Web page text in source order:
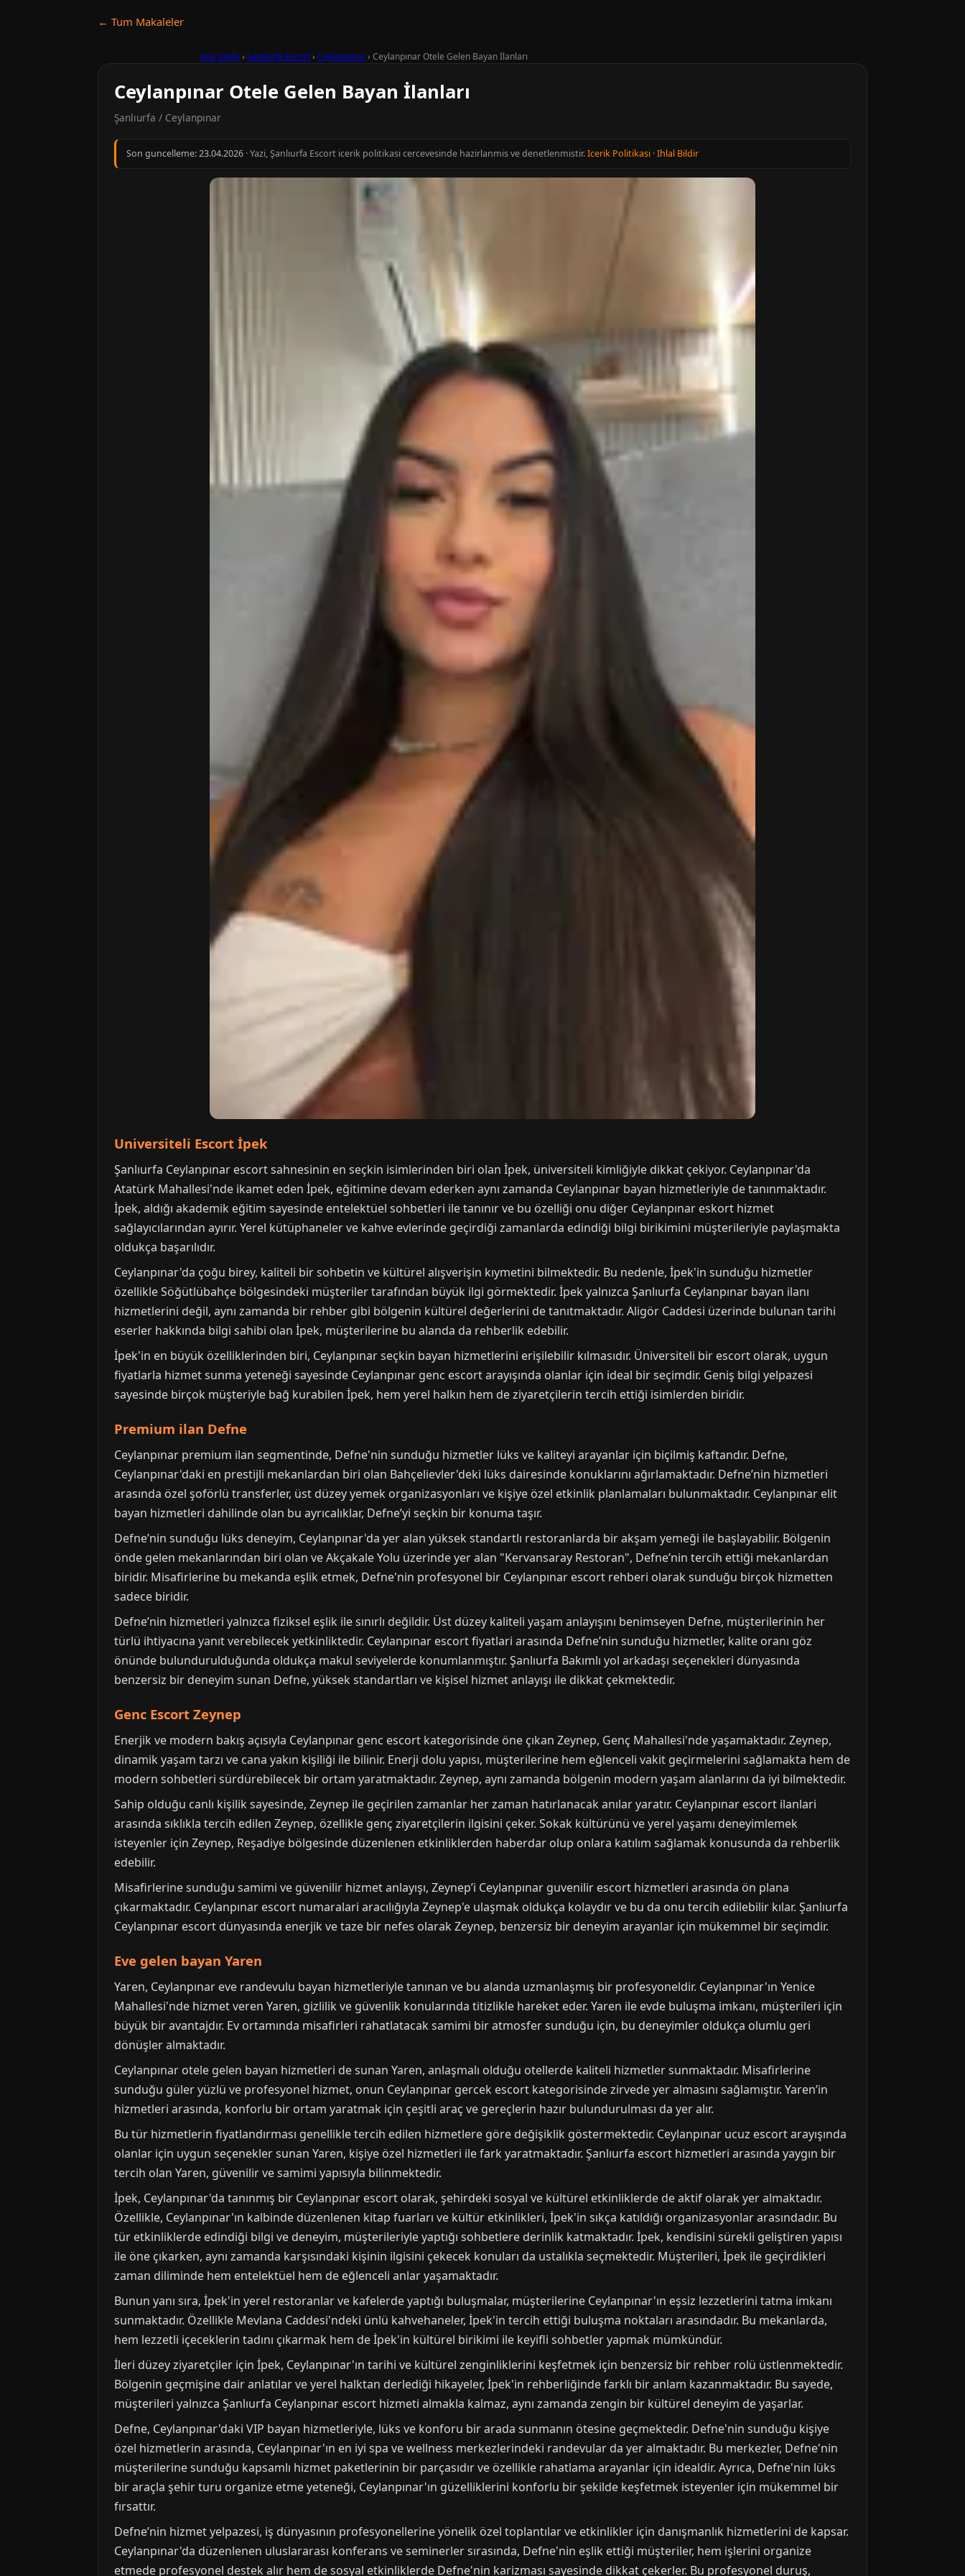
← Tum Makaleler
Ana Sayfa › Şanlıurfa Escort› Ceylanpınar› Ceylanpınar Otele Gelen Bayan İlanları
Ceylanpınar Otele Gelen Bayan İlanları
Şanlıurfa / Ceylanpınar
Son guncelleme:23.04.2026 · Yazi, Şanlıurfa Escort icerik politikasi cercevesinde hazirlanmis ve denetlenmistir.Icerik Politikasi ·Ihlal Bildir
Universiteli Escort İpek
Şanlıurfa Ceylanpınar escort sahnesinin en seçkin isimlerinden biri olan İpek, üniversiteli kimliğiyle dikkat çekiyor. Ceylanpınar'da
Atatürk Mahallesi'nde ikamet eden İpek, eğitimine devam ederken aynı zamanda Ceylanpınar bayan hizmetleriyle de tanınmaktadır.
İpek, aldığı akademik eğitim sayesinde entelektüel sohbetleri ile tanınır ve bu özelliği onu diğer Ceylanpınar eskort hizmet
sağlayıcılarından ayırır. Yerel kütüphaneler ve kahve evlerinde geçirdiği zamanlarda edindiği bilgi birikimini müşterileriyle paylaşmakta
oldukça başarılıdır.
Ceylanpınar'da çoğu birey, kaliteli bir sohbetin ve kültürel alışverişin kıymetini bilmektedir. Bu nedenle, İpek'in sunduğu hizmetler
özellikle Söğütlübahçe bölgesindeki müşteriler tarafından büyük ilgi görmektedir. İpek yalnızca Şanlıurfa Ceylanpınar bayan ilanı
hizmetlerini değil, aynı zamanda bir rehber gibi bölgenin kültürel değerlerini de tanıtmaktadır. Aligör Caddesi üzerinde bulunan tarihi
eserler hakkında bilgi sahibi olan İpek, müşterilerine bu alanda da rehberlik edebilir.
İpek'in en büyük özelliklerinden biri, Ceylanpınar seçkin bayan hizmetlerini erişilebilir kılmasıdır. Üniversiteli bir escort olarak, uygun
fiyatlarla hizmet sunma yeteneği sayesinde Ceylanpınar genc escort arayışında olanlar için ideal bir seçimdir. Geniş bilgi yelpazesi
sayesinde birçok müşteriyle bağ kurabilen İpek, hem yerel halkın hem de ziyaretçilerin tercih ettiği isimlerden biridir.
Premium ilan Defne
Ceylanpınar premium ilan segmentinde, Defne'nin sunduğu hizmetler lüks ve kaliteyi arayanlar için biçilmiş kaftandır. Defne,
Ceylanpınar'daki en prestijli mekanlardan biri olan Bahçelievler'deki lüks dairesinde konuklarını ağırlamaktadır. Defne’nin hizmetleri
arasında özel şoförlü transferler, üst düzey yemek organizasyonları ve kişiye özel etkinlik planlamaları bulunmaktadır. Ceylanpınar elit
bayan hizmetleri dahilinde olan bu ayrıcalıklar, Defne’yi seçkin bir konuma taşır.
Defne’nin sunduğu lüks deneyim, Ceylanpınar'da yer alan yüksek standartlı restoranlarda bir akşam yemeği ile başlayabilir. Bölgenin
önde gelen mekanlarından biri olan ve Akçakale Yolu üzerinde yer alan "Kervansaray Restoran", Defne’nin tercih ettiği mekanlardan
biridir. Misafirlerine bu mekanda eşlik etmek, Defne'nin profesyonel bir Ceylanpınar escort rehberi olarak sunduğu birçok hizmetten
sadece biridir.
Defne’nin hizmetleri yalnızca fiziksel eşlik ile sınırlı değildir. Üst düzey kaliteli yaşam anlayışını benimseyen Defne, müşterilerinin her
türlü ihtiyacına yanıt verebilecek yetkinliktedir. Ceylanpınar escort fiyatlari arasında Defne’nin sunduğu hizmetler, kalite oranı göz
önünde bulundurulduğunda oldukça makul seviyelerde konumlanmıştır. Şanlıurfa Bakımlı yol arkadaşı seçenekleri dünyasında
benzersiz bir deneyim sunan Defne, yüksek standartları ve kişisel hizmet anlayışı ile dikkat çekmektedir.
Genc Escort Zeynep
Enerjik ve modern bakış açısıyla Ceylanpınar genc escort kategorisinde öne çıkan Zeynep, Genç Mahallesi'nde yaşamaktadır. Zeynep,
dinamik yaşam tarzı ve cana yakın kişiliği ile bilinir. Enerji dolu yapısı, müşterilerine hem eğlenceli vakit geçirmelerini sağlamakta hem de
modern sohbetleri sürdürebilecek bir ortam yaratmaktadır. Zeynep, aynı zamanda bölgenin modern yaşam alanlarını da iyi bilmektedir.
Sahip olduğu canlı kişilik sayesinde, Zeynep ile geçirilen zamanlar her zaman hatırlanacak anılar yaratır. Ceylanpınar escort ilanlari
arasında sıklıkla tercih edilen Zeynep, özellikle genç ziyaretçilerin ilgisini çeker. Sokak kültürünü ve yerel yaşamı deneyimlemek
isteyenler için Zeynep, Reşadiye bölgesinde düzenlenen etkinliklerden haberdar olup onlara katılım sağlamak konusunda da rehberlik
edebilir.
Misafirlerine sunduğu samimi ve güvenilir hizmet anlayışı, Zeynep’i Ceylanpınar guvenilir escort hizmetleri arasında ön plana
çıkarmaktadır. Ceylanpınar escort numaralari aracılığıyla Zeynep'e ulaşmak oldukça kolaydır ve bu da onu tercih edilebilir kılar. Şanlıurfa
Ceylanpınar escort dünyasında enerjik ve taze bir nefes olarak Zeynep, benzersiz bir deneyim arayanlar için mükemmel bir seçimdir.
Eve gelen bayan Yaren
Yaren, Ceylanpınar eve randevulu bayan hizmetleriyle tanınan ve bu alanda uzmanlaşmış bir profesyoneldir. Ceylanpınar'ın Yenice
Mahallesi'nde hizmet veren Yaren, gizlilik ve güvenlik konularında titizlikle hareket eder. Yaren ile evde buluşma imkanı, müşterileri için
büyük bir avantajdır. Ev ortamında misafirleri rahatlatacak samimi bir atmosfer sunduğu için, bu deneyimler oldukça olumlu geri
dönüşler almaktadır.
Ceylanpınar otele gelen bayan hizmetleri de sunan Yaren, anlaşmalı olduğu otellerde kaliteli hizmetler sunmaktadır. Misafirlerine
sunduğu güler yüzlü ve profesyonel hizmet, onun Ceylanpınar gercek escort kategorisinde zirvede yer almasını sağlamıştır. Yaren’in
hizmetleri arasında, konforlu bir ortam yaratmak için çeşitli araç ve gereçlerin hazır bulundurulması da yer alır.
Bu tür hizmetlerin fiyatlandırması genellikle tercih edilen hizmetlere göre değişiklik göstermektedir. Ceylanpınar ucuz escort arayışında
olanlar için uygun seçenekler sunan Yaren, kişiye özel hizmetleri ile fark yaratmaktadır. Şanlıurfa escort hizmetleri arasında yaygın bir
tercih olan Yaren, güvenilir ve samimi yapısıyla bilinmektedir.
İpek, Ceylanpınar'da tanınmış bir Ceylanpınar escort olarak, şehirdeki sosyal ve kültürel etkinliklerde de aktif olarak yer almaktadır.
Özellikle, Ceylanpınar'ın kalbinde düzenlenen kitap fuarları ve kültür etkinlikleri, İpek'in sıkça katıldığı organizasyonlar arasındadır. Bu
tür etkinliklerde edindiği bilgi ve deneyim, müşterileriyle yaptığı sohbetlere derinlik katmaktadır. İpek, kendisini sürekli geliştiren yapısı
ile öne çıkarken, aynı zamanda karşısındaki kişinin ilgisini çekecek konuları da ustalıkla seçmektedir. Müşterileri, İpek ile geçirdikleri
zaman diliminde hem entelektüel hem de eğlenceli anlar yaşamaktadır.
Bunun yanı sıra, İpek'in yerel restoranlar ve kafelerde yaptığı buluşmalar, müşterilerine Ceylanpınar'ın eşsiz lezzetlerini tatma imkanı
sunmaktadır. Özellikle Mevlana Caddesi'ndeki ünlü kahvehaneler, İpek'in tercih ettiği buluşma noktaları arasındadır. Bu mekanlarda,
hem lezzetli içeceklerin tadını çıkarmak hem de İpek'in kültürel birikimi ile keyifli sohbetler yapmak mümkündür.
İleri düzey ziyaretçiler için İpek, Ceylanpınar'ın tarihi ve kültürel zenginliklerini keşfetmek için benzersiz bir rehber rolü üstlenmektedir.
Bölgenin geçmişine dair anlatılar ve yerel halktan derlediği hikayeler, İpek'in rehberliğinde farklı bir anlam kazanmaktadır. Bu sayede,
müşterileri yalnızca Şanlıurfa Ceylanpınar escort hizmeti almakla kalmaz, aynı zamanda zengin bir kültürel deneyim de yaşarlar.
Defne, Ceylanpınar'daki VIP bayan hizmetleriyle, lüks ve konforu bir arada sunmanın ötesine geçmektedir. Defne'nin sunduğu kişiye
özel hizmetlerin arasında, Ceylanpınar'ın en iyi spa ve wellness merkezlerindeki randevular da yer almaktadır. Bu merkezler, Defne'nin
müşterilerine sunduğu kapsamlı hizmet paketlerinin bir parçasıdır ve özellikle rahatlama arayanlar için idealdir. Ayrıca, Defne'nin lüks
bir araçla şehir turu organize etme yeteneği, Ceylanpınar'ın güzelliklerini konforlu bir şekilde keşfetmek isteyenler için mükemmel bir
fırsattır.
Defne’nin hizmet yelpazesi, iş dünyasının profesyonellerine yönelik özel toplantılar ve etkinlikler için danışmanlık hizmetlerini de kapsar.
Ceylanpınar'da düzenlenen uluslararası konferans ve seminerler sırasında, Defne'nin eşlik ettiği müşteriler, hem işlerini organize
etmede profesyonel destek alır hem de sosyal etkinliklerde Defne'nin karizması sayesinde dikkat çekerler. Bu profesyonel duruş,